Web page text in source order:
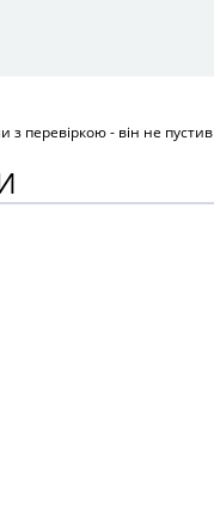
перевіркою - він не пустив